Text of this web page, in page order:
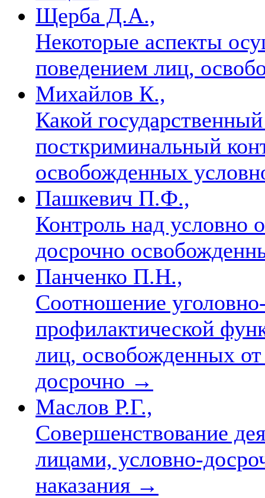
Щерба Д.А.,
Некоторые аспекты
поведением лиц,
Михайлов К.,
Какой
посткриминальный
освобожденных
Пашкевич П.Ф.,
Контроль над условно
досрочно
Панченко П.Н.,
Соотношение
профилактической
лиц, освобожденных от
досрочно →
Маслов Р.Г.,
Совершенствование
лицами, условно-
наказания →